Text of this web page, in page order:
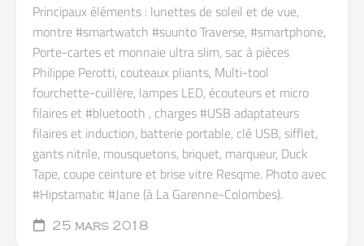
Principaux éléments : lunettes de soleil et de vue,
montre #smartwatch #suunto Traverse, #smartphone,
Porte-cartes et monnaie ultra slim, sac à pièces
Philippe Perotti, couteaux pliants, Multi-tool
fourchette-cuillère, lampes LED, écouteurs et micro
filaires et #bluetooth , charges #USB adaptateurs
filaires et induction, batterie portable, clé USB, sifflet,
gants nitrile, mousquetons, briquet, marqueur, Duck
Tape, coupe ceinture et brise vitre Resqme. Photo avec
#Hipstamatic #Jane (à La Garenne-Colombes).
25 mars 2018